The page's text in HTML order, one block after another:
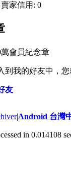
賣家信用: 0
到我的好友中，
友
|Android 台灣
in 0.014108